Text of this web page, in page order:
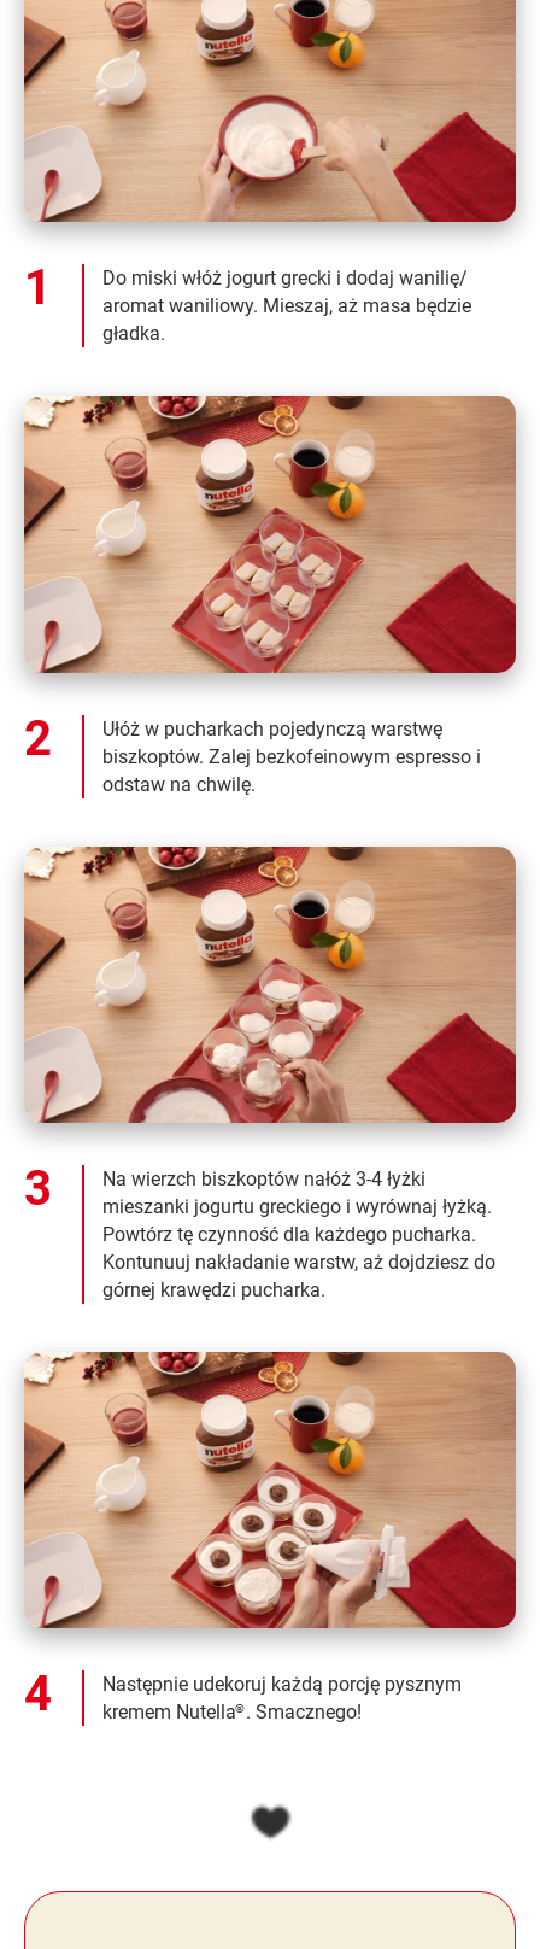
Do miski włóż jogurt grecki i dodaj wanilię/
aromat waniliowy. Mieszaj, aż masa będzie
gładka.
Ułóż w pucharkach pojedynczą warstwę
biszkoptów. Zalej bezkofeinowym espresso i
odstaw na chwilę.
Na wierzch biszkoptów nałóż 3-4 łyżki
mieszanki jogurtu greckiego i wyrównaj łyżką.
Powtórz tę czynność dla każdego pucharka.
Kontunuuj nakładanie warstw, aż dojdziesz do
górnej krawędzi pucharka.
Następnie udekoruj każdą porcję pysznym
kremem Nutella®. Smacznego!